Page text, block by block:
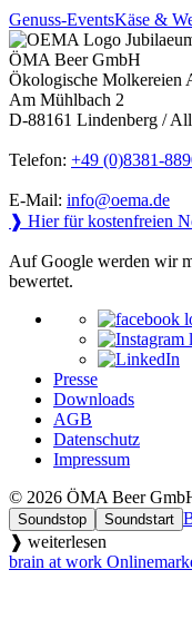
Genuss-EventsKäse &
ÖMA Beer GmbH
Ökologische Molkereien
Am Mühlbach 2
D-88161 Lindenberg /
Telefon: +49 (0)8381-
E-Mail: info@oema.de
❱ Hier für kostenfreien
Auf Google werden wir
bewertet.
Presse
Downloads
AGB
Datenschutz
Impressum
© 2026 ÖMA Beer
Soundstop Soundstart
❱ weiterlesen
brain at work